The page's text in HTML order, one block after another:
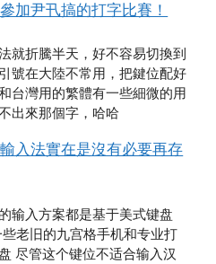
加尹卂搞的打字比賽！
就折騰半天，好不容易切換到
號在大陸不常用，把鍵位配好
台灣用的繁體有一些細微的用
出來那個字，哈哈
入法實在是沒有必要再存
输入方案都是基于美式键盘
老旧的九宫格手机和专业打
尽管这个键位不适合输入汉